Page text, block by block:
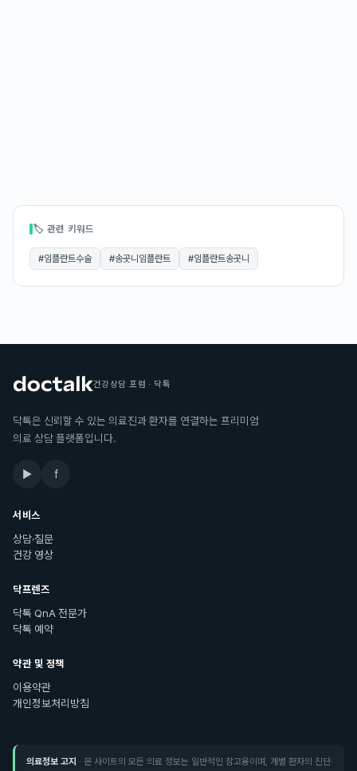
🏷 관련 키워드
#임플란트수술 #송곳니임플란트 #임플란트송곳니
건강상담 포럼 · 닥톡
닥톡은 신뢰할 수 있는 의료진과 환자를 연결하는 프리미엄
의료 상담 플랫폼입니다.
▶ f
서비스
상담·질문
건강 영상
닥프렌즈
닥톡 QnA 전문가
닥톡 예약
약관 및 정책
이용약관
개인정보처리방침
의료정보 고지 · 본 사이트의 모든 의료 정보는 일반적인 참고용이며, 개별 환자의 진단·